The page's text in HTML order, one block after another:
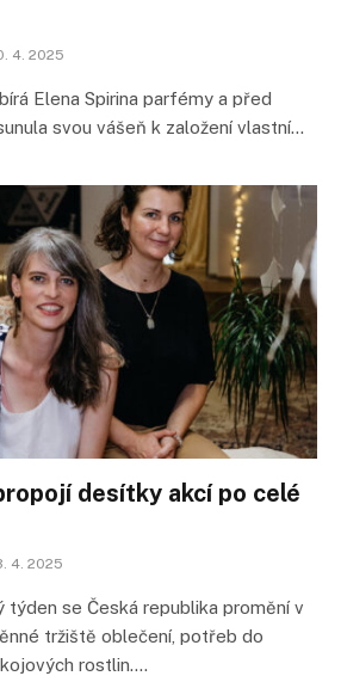
4. 2025
Elena Spirina parfémy a před
svou vášeň k založení vlastní…
desítky akcí po celé
4. 2025
týden se Česká republika promění v
tržiště oblečení, potřeb do
rostlin.…